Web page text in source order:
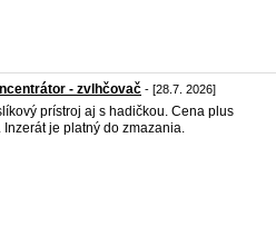
- zvlhčovač - [28.7. 2026]
prístroj aj s hadičkou. Cena plus
je platný do zmazania.